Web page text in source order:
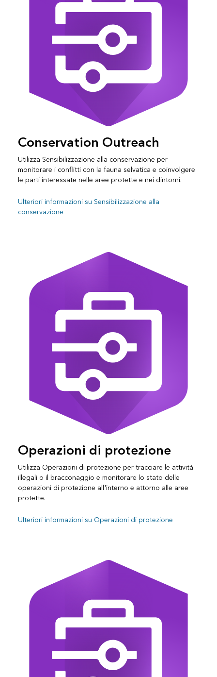
Conservation Outreach
Utilizza Sensibilizzazione alla conservazione per
monitorare i conflitti con la fauna selvatica e coinvolgere
le parti interessate nelle aree protette e nei dintorni.
Ulteriori informazioni su Sensibilizzazione alla
conservazione
Operazioni di protezione
Utilizza Operazioni di protezione per tracciare le attività
illegali o il bracconaggio e monitorare lo stato delle
operazioni di protezione all'interno e attorno alle aree
protette.
Ulteriori informazioni su Operazioni di protezione